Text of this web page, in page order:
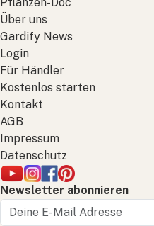
Über uns
Gardify News
Login
Für Händler
Kostenlos starten
Kontakt
AGB
Impressum
Datenschutz
Newsletter abonnieren